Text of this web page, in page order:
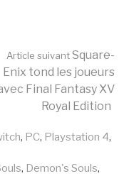
Article suivantSquare-
Enix tond les joueurs
Final Fantasy XV
Royal Edition
, PC, Playstation 4,
, Demon's Souls,